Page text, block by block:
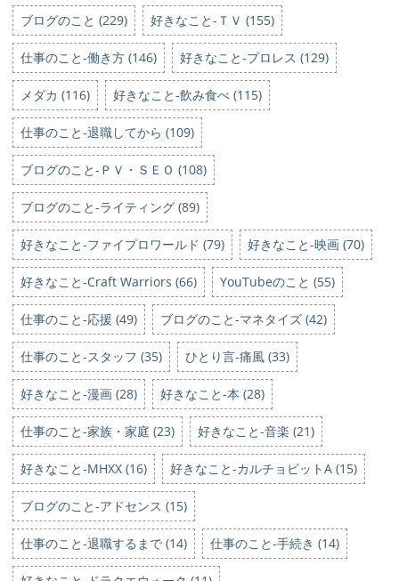
ブログのこと (229) 好きなこと-ＴＶ (155)
仕事のこと-働き方 (146) 好きなこと-プロレス (129)
メダカ (116) 好きなこと-飲み食べ (115)
仕事のこと-退職してから (109)
ブログのこと-ＰＶ・ＳＥＯ (108)
ブログのこと-ライティング (89)
好きなこと-ファイプロワールド (79) 好きなこと-映画 (70)
好きなこと-Craft Warriors (66) YouTubeのこと (55)
仕事のこと-応援 (49) ブログのこと-マネタイズ (42)
仕事のこと-スタッフ (35) ひとり言-痛風 (33)
好きなこと-漫画 (28) 好きなこと-本 (28)
仕事のこと-家族・家庭 (23) 好きなこと-音楽 (21)
好きなこと-MHXX (16) 好きなこと-カルチョビットA (15)
ブログのこと-アドセンス (15)
仕事のこと-退職するまで (14) 仕事のこと-手続き (14)